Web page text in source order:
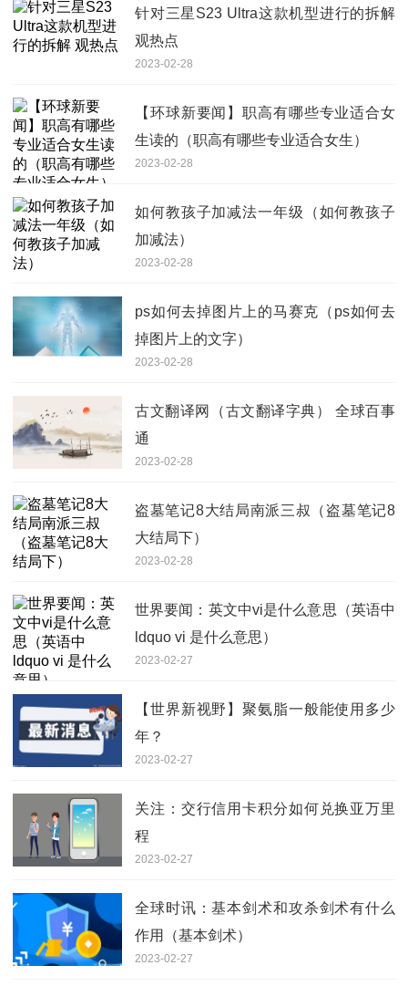
针对三星S23 Ultra这款机型进行的拆解
观热点
2023-02-28
【环球新要闻】职高有哪些专业适合女
生读的（职高有哪些专业适合女生）
2023-02-28
如何教孩子加减法一年级（如何教孩子
加减法）
2023-02-28
ps如何去掉图片上的马赛克（ps如何去
掉图片上的文字）
2023-02-28
古文翻译网（古文翻译字典） 全球百事
通
2023-02-28
盗墓笔记8大结局南派三叔（盗墓笔记8
大结局下）
2023-02-28
世界要闻：英文中vi是什么意思（英语中
ldquo vi 是什么意思）
2023-02-27
【世界新视野】聚氨脂一般能使用多少
年？
2023-02-27
关注：交行信用卡积分如何兑换亚万里
程
2023-02-27
全球时讯：基本剑术和攻杀剑术有什么
作用（基本剑术）
2023-02-27